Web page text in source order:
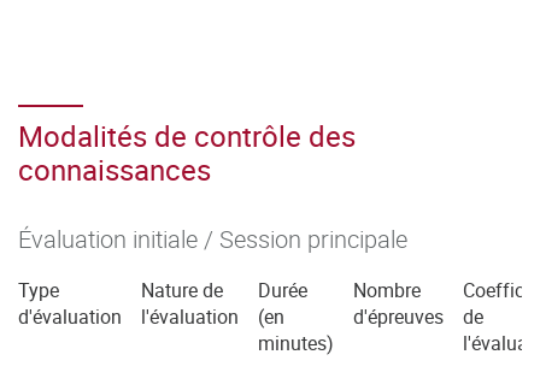
Modalités de contrôle des
connaissances
Évaluation initiale / Session principale
Type
d'évaluation
Nature de
l'évaluation
Durée
(en
minutes)
Nombre
d'épreuves
de